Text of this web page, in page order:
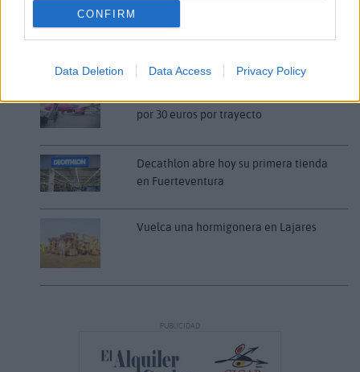
CONFIRM
Data Deletion Data Access Privacy Policy
¿EN QUÉ MOMENTO DEJAMOS DE SER
por 30 euros por trayecto
Decathlon abre hoy su primera tienda
en Fuerteventura
Vuelca una hormigonera en Lajares
PUBLICIDAD